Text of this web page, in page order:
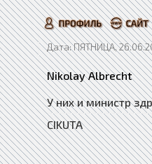
Дата: ПЯТНИЦА,
Nikolay Albrecht
У них и министр
CIKUTA